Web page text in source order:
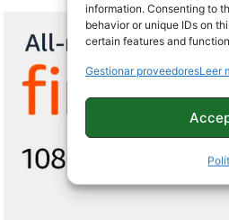
information. Consenting to
behavior or unique IDs on
certain features and
Gestionar proveedoresLeer